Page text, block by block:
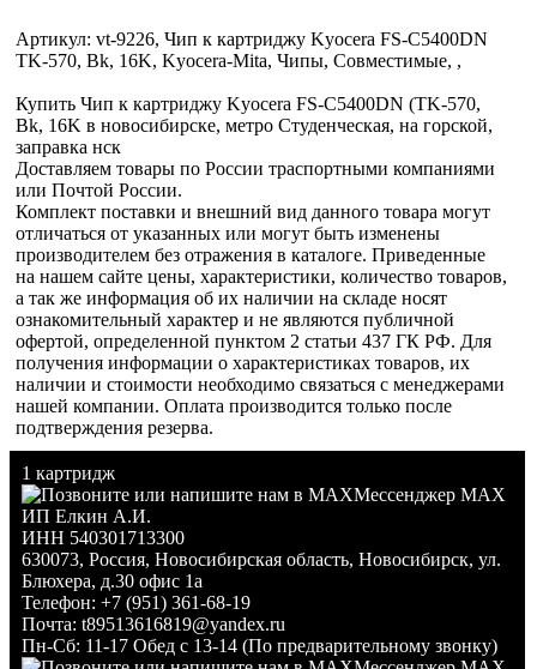
Артикул: vt-9226, Чип к картриджу Kyocera FS-C5400DN
TK-570, Bk, 16K, Kyocera-Mita, Чипы, Совместимые, ,
Купить Чип к картриджу Kyocera FS-C5400DN (TK-570,
Bk, 16K в новосибирске, метро Студенческая, на горской,
заправка нск
Доставляем товары по России траспортными компаниями
или Почтой России.
Комплект поставки и внешний вид данного товара могут
отличаться от указанных или могут быть изменены
производителем без отражения в каталоге. Приведенные
на нашем сайте цены, характеристики, количество товаров,
а так же информация об их наличии на складе носят
ознакомительный характер и не являются публичной
офертой, определенной пунктом 2 статьи 437 ГК РФ. Для
получения информации о характеристиках товаров, их
наличии и стоимости необходимо связаться с менеджерами
нашей компании. Оплата производится только после
подтверждения резерва.
1 картридж
Мессенджер MAX
ИП Елкин А.И.
ИНН 540301713300
630073, Россия, Новосибирская область, Новосибирск, ул.
Блюхера, д.30 офис 1а
Телефон: +7 (951) 361-68-19
Почта: t89513616819@yandex.ru
Пн-Сб: 11-17 Обед с 13-14 (По предварительному звонку)